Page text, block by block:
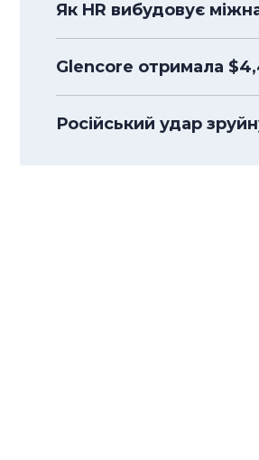
Як HR вибудовує
Glencore отримала
Російський удар